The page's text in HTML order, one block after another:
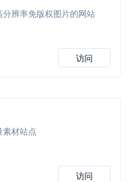
辨率免版权图片的网站
访问
素材站点
访问